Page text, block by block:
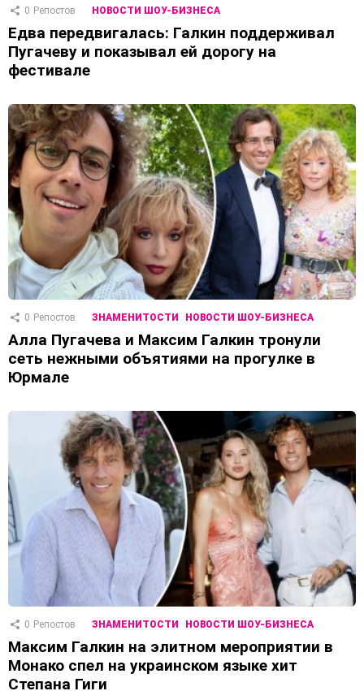
0 Репостов НОВОСТИ ШОУ-БИЗНЕСА
Едва передвигалась: Галкин поддерживал
Пугачеву и показывал ей дорогу на
фестивале
0 Репостов ЗНАМЕНИТОСТИ НОВОСТИ ШОУ-БИЗНЕСА
Алла Пугачева и Максим Галкин тронули
сеть нежными объятиями на прогулке в
Юрмале
0 Репостов ЗНАМЕНИТОСТИ НОВОСТИ ШОУ-БИЗНЕСА
Максим Галкин на элитном мероприятии в
Монако спел на украинском языке хит
Степана Гиги